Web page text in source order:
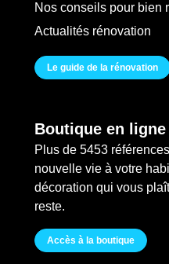
Nos conseils pour bien
Actualités rénovation
Le guide de la rénovation
Boutique en ligne
Plus de 5453
nouvelle vie à votre
décoration qui vous
reste.
Accès à la boutique